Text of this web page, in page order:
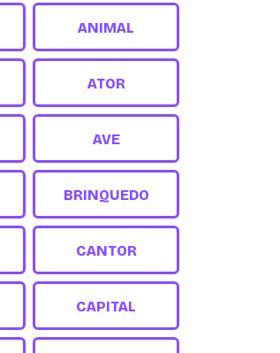
ANIMAL
ATOR
AVE
BRINQUEDO
CANTOR
CAPITAL